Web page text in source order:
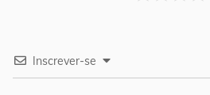
Inscrever-se